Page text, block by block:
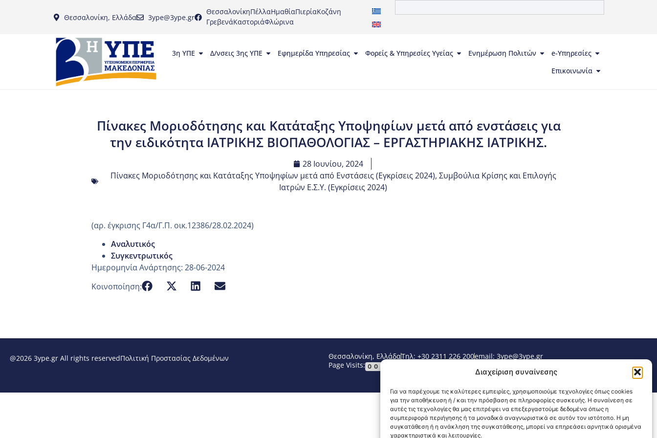
Διαχείριση συναίνεσης
Για να παρέχουμε τις καλύτερες εμπειρίες, χρησιμοποιούμε τεχνολογίες όπως cookies
για την αποθήκευση ή / και την πρόσβαση σε πληροφορίες συσκευής. Η συναίνεση σε
αυτές τις τεχνολογίες θα μας επιτρέψει να επεξεργαστούμε δεδομένα όπως η
συμπεριφορά περιήγησης ή τα μοναδικά αναγνωριστικά σε αυτόν τον ιστότοπο. Η μη
συγκατάθεση ή η ανάκληση της συγκατάθεσης, μπορεί να επηρεάσει αρνητικά ορισμένα
χαρακτηριστικά και λειτουργίες.
Θεσσαλονίκη, Ελλάδα 3ype@3ype.gr
ΘεσσαλονίκηΠέλλαΗμαθίαΠιερίαΚοζάνη
ΓρεβενάΚαστοριάΦλώρινα
3η ΥΠΕ Δ/νσεις 3ης ΥΠΕ Εφημερίδα Υπηρεσίας Φορείς & Υπηρεσίες Υγείας Ενημέρωση Πολιτών
e-Υπηρεσίες
Επικοινωνία
Πίνακες Μοριοδότησης και Κατάταξης Υποψηφίων μετά από ενστάσεις για
την ειδικότητα ΙΑΤΡΙΚΗΣ ΒΙΟΠΑΘΟΛΟΓΙΑΣ – ΕΡΓΑΣΤΗΡΙΑΚΗΣ ΙΑΤΡΙΚΗΣ.
28 Ιουνίου, 2024
Πίνακες Μοριοδότησης και Κατάταξης Υποψηφίων μετά από Ενστάσεις (Εγκρίσεις 2024), Συμβούλια Κρίσης και Επιλογής
Ιατρών Ε.Σ.Υ. (Εγκρίσεις 2024)
(αρ. έγκρισης Γ4α/Γ.Π. οικ.12386/28.02.2024)
Αναλυτικός
Συγκεντρωτικός
Ημερομηνία Ανάρτησης: 28-06-2024
Κοινοποίηση:
@2026 3ype.gr All rights reservedΠολιτική Προστασίας Δεδομένων Θεσσαλονίκη, ΕλλάδαΤηλ: +30 2311 226 200email: 3ype@3ype.gr
Page Visits: 00023